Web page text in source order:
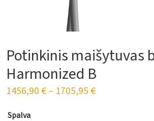
Potinkinis maišytuvas
Harmonized B
1456,90€– 1705,95€
Spalva